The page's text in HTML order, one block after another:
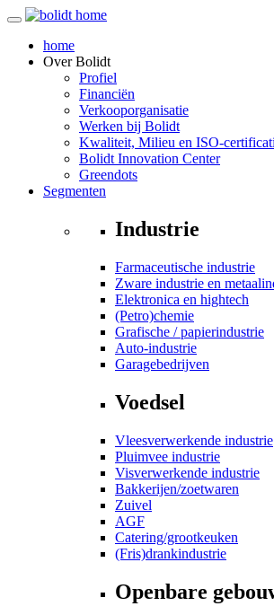
home
OverBolidt
Profiel
Financiën
Verkooporganisatie
Werken bij Bolidt
Kwaliteit, Milieu en ISO-
Bolidt Innovation Center
Greendots
Segmenten
Industrie
Farmaceutische industrie
Zware industrie en
Elektronica en hightech
(Petro)chemie
Grafische / papierindustrie
Auto-industrie
Garagebedrijven
Voedsel
Vleesverwerkende industrie
Pluimvee industrie
Visverwerkende industrie
Bakkerijen/zoetwaren
Zuivel
AGF
Catering/grootkeuken
(Fris)drankindustrie
Openbare